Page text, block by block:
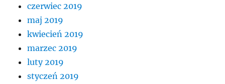
czerwiec 2019
maj 2019
kwiecień 2019
marzec 2019
luty 2019
styczeń 2019